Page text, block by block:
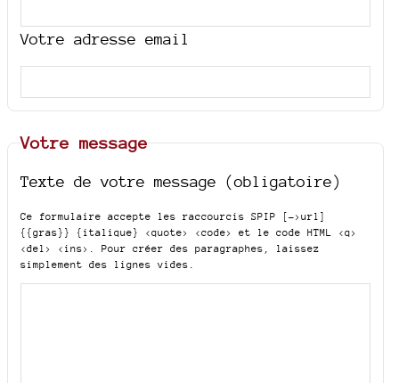
Votre adresse email
Votre message
Texte de votre message (obligatoire)
Ce formulaire accepte les raccourcis SPIP
[->url]
{{gras}} {italique} <quote> <code>
et le code HTML <q>
<del> <ins>
. Pour créer des paragraphes, laissez
simplement des lignes vides.